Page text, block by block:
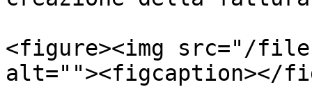
<figure><img src="/files/
alt=""><figcaption></